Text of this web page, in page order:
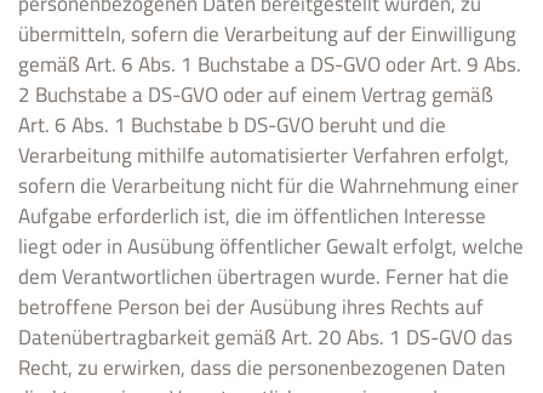
übermitteln, sofern die Verarbeitung auf der Einwilligung
gemäß Art. 6 Abs. 1 Buchstabe a DS-GVO oder Art. 9 Abs.
2 Buchstabe a DS-GVO oder auf einem Vertrag gemäß
Art. 6 Abs. 1 Buchstabe b DS-GVO beruht und die
Verarbeitung mithilfe automatisierter Verfahren erfolgt,
sofern die Verarbeitung nicht für die Wahrnehmung einer
Aufgabe erforderlich ist, die im öffentlichen Interesse
liegt oder in Ausübung öffentlicher Gewalt erfolgt, welche
dem Verantwortlichen übertragen wurde. Ferner hat die
betroffene Person bei der Ausübung ihres Rechts auf
Datenübertragbarkeit gemäß Art. 20 Abs. 1 DS-GVO das
Recht, zu erwirken, dass die personenbezogenen Daten